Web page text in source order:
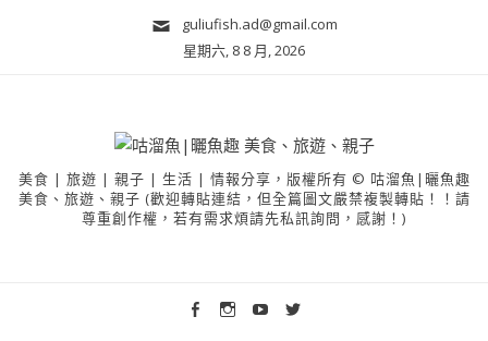
guliufish.ad@gmail.com
星期六, 8 8 月, 2026
美食 | 旅遊 | 親子 | 生活 | 情報分享，版權所有 © 咕溜魚|曬魚趣
美食、旅遊、親子 (歡迎轉貼連結，但全篇圖文嚴禁複製轉貼！！請
尊重創作權，若有需求煩請先私訊詢問，感謝！)